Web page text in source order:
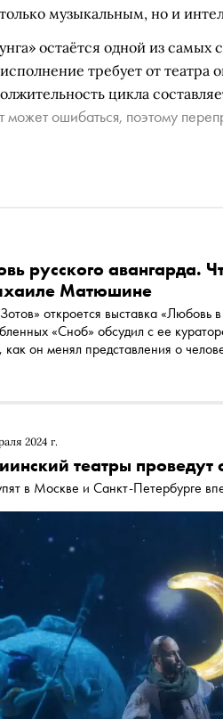
музыкальным, но и
остаётся одной из
требует от театра
цикла
может ошибаться, поэтому
русского авангарда.
Матюшине
откроется выставка
«Сноб» обсудил с ее
как он менял представления о
2024 г.
театры проведут
в Москве и Санкт-Петербурге